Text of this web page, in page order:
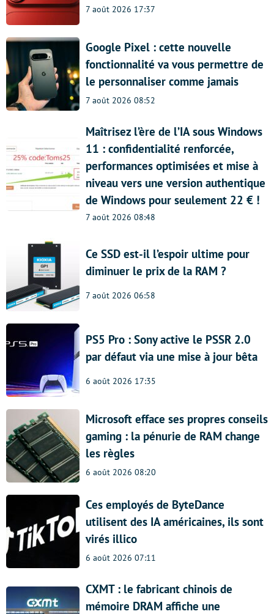
7 août 2026 17:37
Google Pixel : cette nouvelle
fonctionnalité va vous permettre de
le personnaliser comme jamais
7 août 2026 08:52
Maîtrisez l’ère de l’IA sous Windows
11 : confidentialité renforcée,
performances optimisées et mise à
niveau vers une version authentique
de Windows pour seulement 22 € !
7 août 2026 08:48
Ce SSD est-il l’espoir ultime pour
diminuer le prix de la RAM ?
7 août 2026 06:58
PS5 Pro : Sony active le PSSR 2.0
par défaut via une mise à jour bêta
6 août 2026 17:35
Microsoft efface ses propres conseils
gaming : la pénurie de RAM change
les règles
6 août 2026 08:20
Ces employés de ByteDance
utilisent des IA américaines, ils sont
virés illico
6 août 2026 07:11
CXMT : le fabricant chinois de
mémoire DRAM affiche une